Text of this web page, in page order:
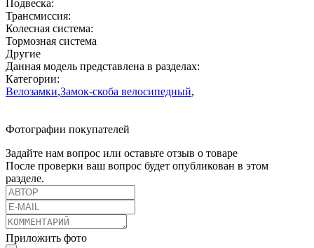
Подвеска:
Трансмиссия:
Колесная система:
Тормозная система
Другие
Данная модель представлена в разделах:
Категории:
Велозамки,Замок-скоба велосипедный,
Фотографии покупателей
Задайте нам вопрос или оставьте отзыв о товаре
После проверки ваш вопрос будет опубликован в этом
разделе.
Приложить фото